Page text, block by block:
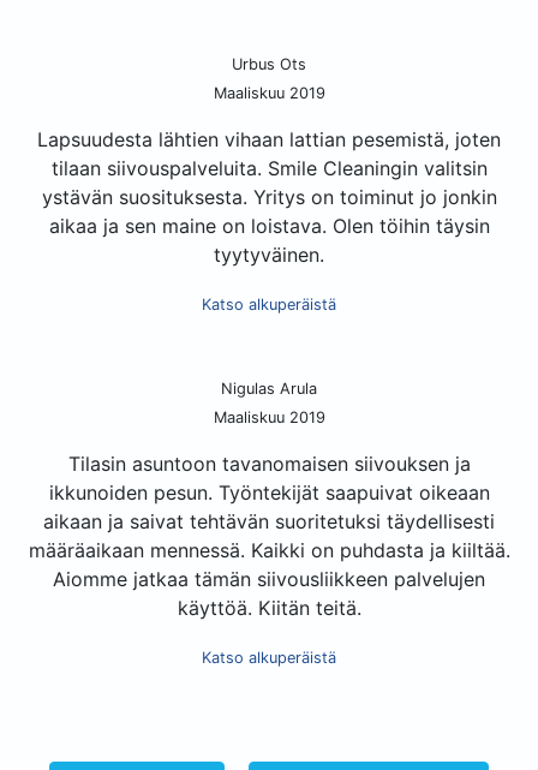
Urbus Ots
Maaliskuu 2019
Lapsuudesta lähtien vihaan lattian pesemistä, joten
tilaan siivouspalveluita. Smile Cleaningin valitsin
ystävän suosituksesta. Yritys on toiminut jo jonkin
aikaa ja sen maine on loistava. Olen töihin täysin
tyytyväinen.
Katso alkuperäistä
Nigulas Arula
Maaliskuu 2019
Tilasin asuntoon tavanomaisen siivouksen ja
ikkunoiden pesun. Työntekijät saapuivat oikeaan
aikaan ja saivat tehtävän suoritetuksi täydellisesti
määräaikaan mennessä. Kaikki on puhdasta ja kiiltää.
Aiomme jatkaa tämän siivousliikkeen palvelujen
käyttöä. Kiitän teitä.
Katso alkuperäistä